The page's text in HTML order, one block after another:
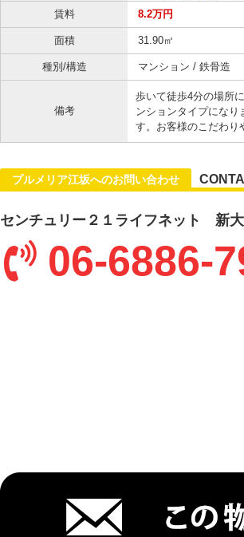
賃料
8.2万円
面積 31.90㎡
種別/構造 マンション / 鉄骨造
備考
歩いて徒歩4分の場所
ンションタイプになり
す。お客様のこだわり
プルメリア江坂へのお問い合わせ
センチュリー２１ライフネット 新
06-6886-